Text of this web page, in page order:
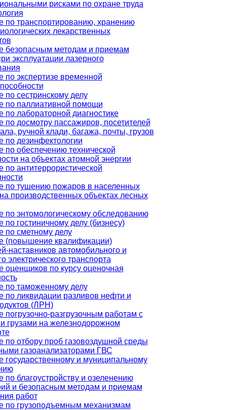
рисками по охране труда
по транспортированию, хранению
лекарственных
безопасным методам и приемам
эксплуатации лазерного
по экспертизе временной
по сестринскому делу
по паллиативной помощи
по лабораторной диагностике
по досмотру пассажиров, посетителей
ручной клади, багажа, почты, грузов
по дезинфектологии
по обеспечению технической
на объектах атомной энергии
по антитеррористической
по тушению пожаров в населенных
производственных объектах лесных
по энтомологическому обследованию
по гостиничному делу (бизнесу)
по сметному делу
(повышение квалификации)
наставников автомобильного и
электрического транспорта
оценщиков по курсу оценочная
по таможенному делу
по ликвидации разливов нефти и
(ЛРН)
погрузочно-разгрузочным работам с
грузами на железнодорожном
по отбору проб газовоздушной среды
газоанализаторами ГВС
государственному и муниципальному
по благоустройству и озеленению
и безопасным методам и приемам
работ
по грузоподъемным механизмам